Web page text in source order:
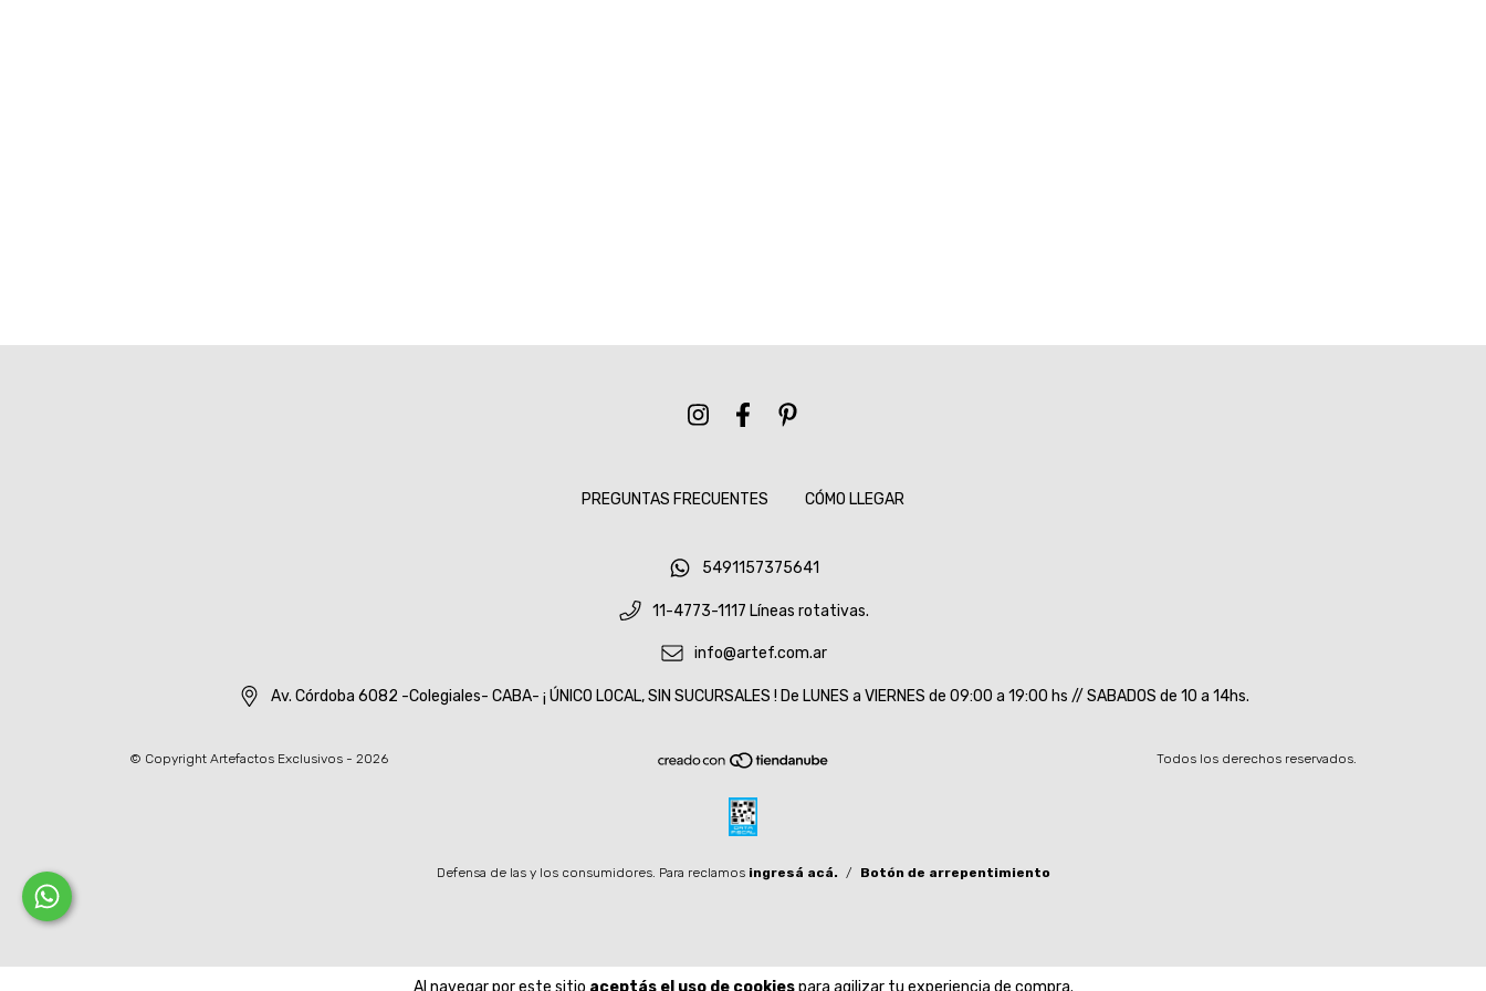
Al navegar por este sitio aceptás el uso de cookiespara agilizar tu experiencia de compra.
PREGUNTAS FRECUENTES CÓMO LLEGAR
5491157375641
11-4773-1117 Líneas rotativas.
info@artef.com.ar
Av. Córdoba 6082 -Colegiales- CABA- ¡ ÚNICO LOCAL, SIN SUCURSALES ! De LUNES a VIERNES de 09:00 a 19:00 hs // SABADOS de 10 a 14hs.
© Copyright Artefactos Exclusivos - 2026 Todos los derechos reservados.
Defensa de las y los consumidores. Para reclamos ingresá acá. / Botón de arrepentimiento